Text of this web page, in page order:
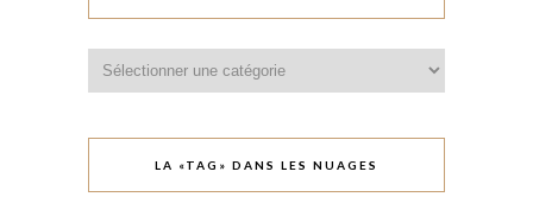
LA «TAG» DANS LES NUAGES